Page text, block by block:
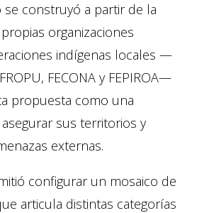
se construyó a partir de la
organizaciones
indígenas locales —
FECONA y FEPIROA—
propuesta como una
sus territorios y
externas.
configurar un mosaico de
articula distintas categorías